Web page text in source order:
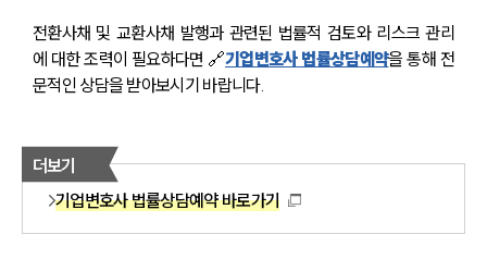
전환사채 및 교환사채 발행과 관련된 법률적 검토와 리스크 관리
에 대한 조력이 필요하다면 🔗기업변호사 법률상담예약을 통해 전
문적인 상담을 받아보시기 바랍니다.
더보기
기업변호사 법률상담예약 바로가기